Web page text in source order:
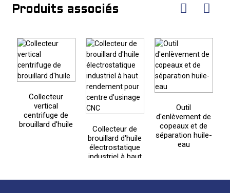
Produits associés
Collecteur
vertical
centrifuge de
brouillard d'huile
Collecteur de
brouillard d'huile
électrostatique
industriel à haut
Outil
d'enlèvement de
copeaux et de
séparation huile-
eau